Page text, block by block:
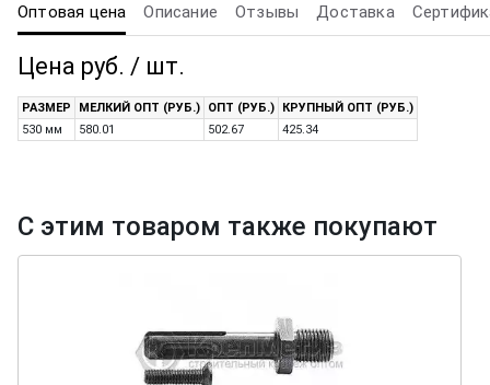
Оптовая цена Описание Отзывы Доставка
Цена руб. / шт.
РАЗМЕР МЕЛКИЙ ОПТ (РУБ.) ОПТ (РУБ.)
КРУПНЫЙ ОПТ (РУБ.)
530 мм
580.01 502.67 425.34
С этим товаром также покупают